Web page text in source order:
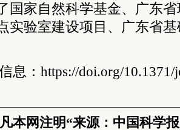
国家自然科学基金、广东
实验室建设项目、广东省
息：https://doi.org/10.1371/
本网注明“来源：中国科学